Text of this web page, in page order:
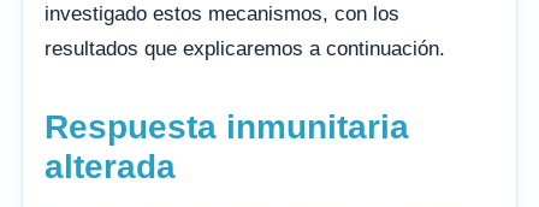
investigado estos mecanismos, con los
resultados que explicaremos a continuación.
Respuesta inmunitaria
alterada